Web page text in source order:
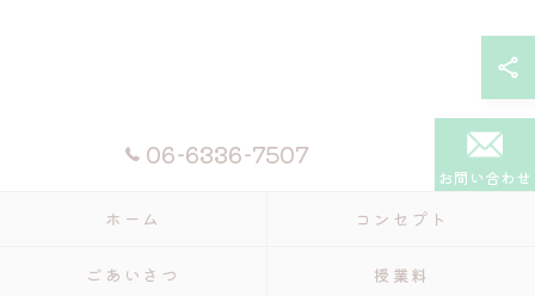
06-6336-7507
お問い合わせ
ホーム コンセプト
ごあいさつ 授業料